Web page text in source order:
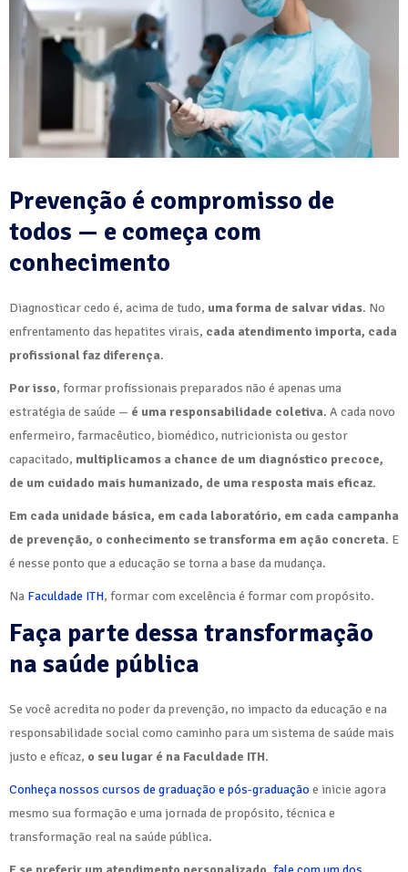
Prevenção é compromisso de
todos — e começa com
conhecimento
Diagnosticar cedo é, acima de tudo, uma forma de salvar vidas. No
enfrentamento das hepatites virais, cada atendimento importa, cada
profissional faz diferença.
Por isso, formar profissionais preparados não é apenas uma
estratégia de saúde — é uma responsabilidade coletiva. A cada novo
enfermeiro, farmacêutico, biomédico, nutricionista ou gestor
capacitado, multiplicamos a chance de um diagnóstico precoce,
de um cuidado mais humanizado, de uma resposta mais eficaz.
Em cada unidade básica, em cada laboratório, em cada campanha
de prevenção, o conhecimento se transforma em ação concreta. E
é nesse ponto que a educação se torna a base da mudança.
Na Faculdade ITH, formar com excelência é formar com propósito.
Faça parte dessa transformação
na saúde pública
Se você acredita no poder da prevenção, no impacto da educação e na
responsabilidade social como caminho para um sistema de saúde mais
justo e eficaz, o seu lugar é na Faculdade ITH.
Conheça nossos cursos de graduação e pós-graduação e inicie agora
mesmo sua formação e uma jornada de propósito, técnica e
transformação real na saúde pública.